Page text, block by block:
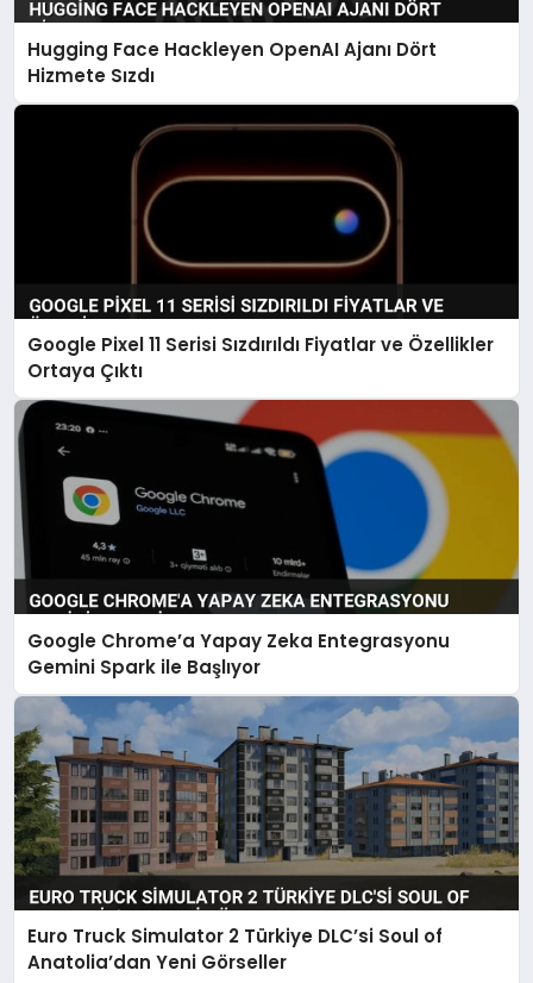
Hugging Face Hackleyen OpenAI Ajanı Dört
Hizmete Sızdı
Google Pixel 11 Serisi Sızdırıldı Fiyatlar ve Özellikler
Ortaya Çıktı
Google Chrome’a Yapay Zeka Entegrasyonu
Gemini Spark ile Başlıyor
Euro Truck Simulator 2 Türkiye DLC’si Soul of
Anatolia’dan Yeni Görseller